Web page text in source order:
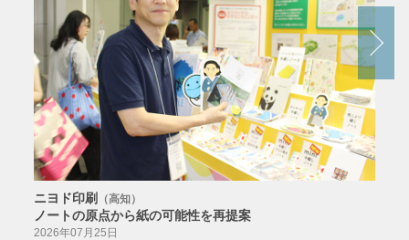
ニヨド印刷 （高知）
ノートの原点から紙の可能性を再提案
2026年07月25日